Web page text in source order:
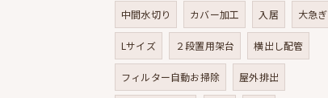
中間水切り カバー加工 入居 大急ぎ
Lサイズ ２段置用架台 横出し配管
フィルター自動お掃除 屋外排出